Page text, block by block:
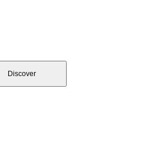
Discover